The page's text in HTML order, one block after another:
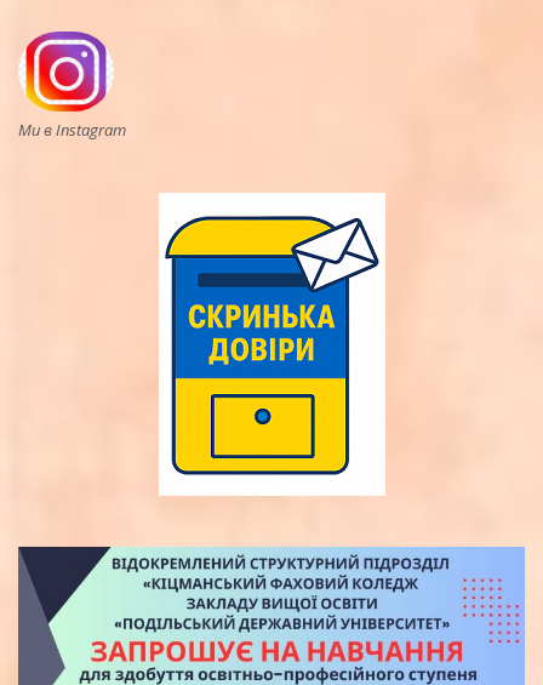
Ми в Instagram